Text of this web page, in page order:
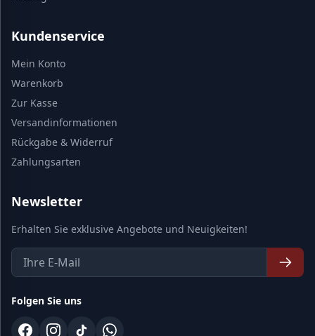
Kundenservice
Mein Konto
Warenkorb
Zur Kasse
Versandinformationen
Rückgabe & Widerruf
Zahlungsarten
Newsletter
Erhalten Sie exklusive Angebote und Neuigkeiten!
Folgen Sie uns